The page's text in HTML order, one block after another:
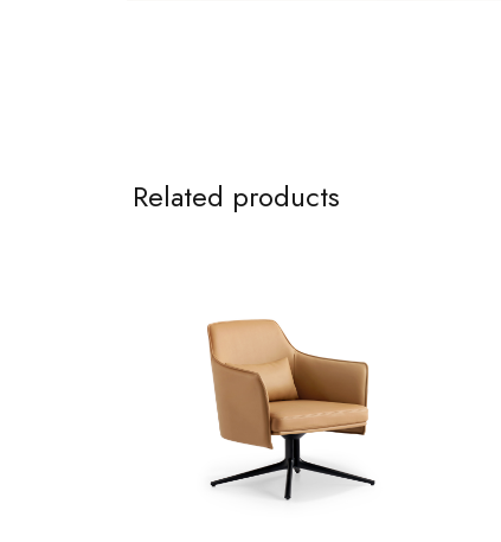
Related products